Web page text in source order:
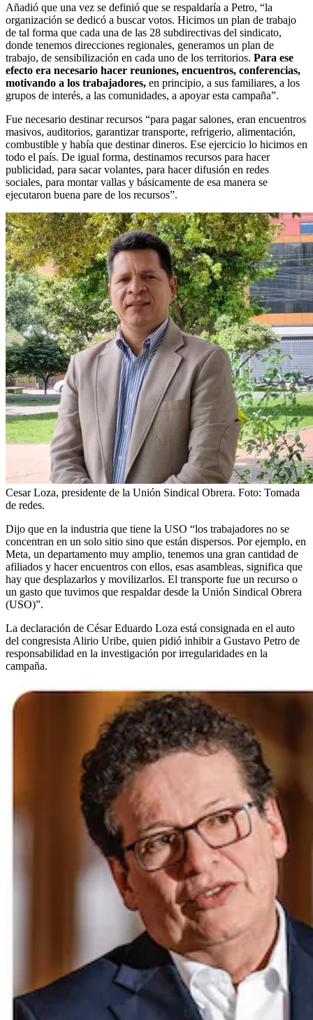
Añadió que una vez se definió que se respaldaría a Petro, “la
organización se dedicó a buscar votos. Hicimos un plan de trabajo
de tal forma que cada una de las 28 subdirectivas del sindicato,
donde tenemos direcciones regionales, generamos un plan de
trabajo, de sensibilización en cada uno de los territorios. Para ese
efecto era necesario hacer reuniones, encuentros, conferencias,
motivando a los trabajadores, en principio, a sus familiares, a los
grupos de interés, a las comunidades, a apoyar esta campaña”.
Fue necesario destinar recursos “para pagar salones, eran encuentros
masivos, auditorios, garantizar transporte, refrigerio, alimentación,
combustible y había que destinar dineros. Ese ejercicio lo hicimos en
todo el país. De igual forma, destinamos recursos para hacer
publicidad, para sacar volantes, para hacer difusión en redes
sociales, para montar vallas y básicamente de esa manera se
ejecutaron buena pare de los recursos”.
Cesar Loza, presidente de la Unión Sindical Obrera. Foto: Tomada
de redes.
Dijo que en la industria que tiene la USO “los trabajadores no se
concentran en un solo sitio sino que están dispersos. Por ejemplo, en
Meta, un departamento muy amplio, tenemos una gran cantidad de
afiliados y hacer encuentros con ellos, esas asambleas, significa que
hay que desplazarlos y movilizarlos. El transporte fue un recurso o
un gasto que tuvimos que respaldar desde la Unión Sindical Obrera
(USO)”.
La declaración de César Eduardo Loza está consignada en el auto
del congresista Alirio Uribe, quien pidió inhibir a Gustavo Petro de
responsabilidad en la investigación por irregularidades en la
campaña.